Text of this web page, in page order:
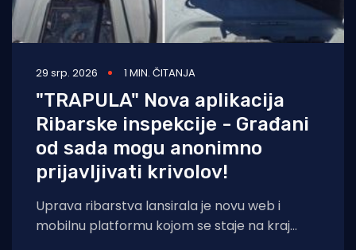
29 srp. 2026 1 MIN. ČITANJA
"TRAPULA" Nova aplikacija
Ribarske inspekcije - Građani
od sada mogu anonimno
prijavljivati krivolov!
Uprava ribarstva lansirala je novu web i
mobilnu platformu kojom se staje na kraj